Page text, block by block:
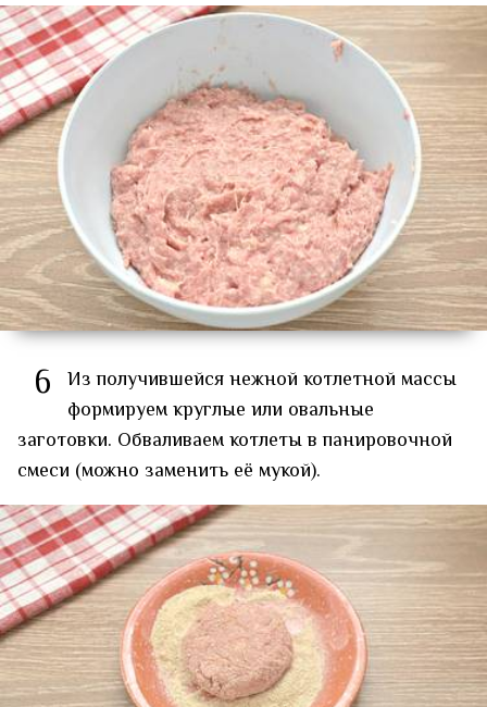
6 Из получившейся нежной котлетной массы
формируем круглые или овальные
заготовки. Обваливаем котлеты в панировочной
смеси (можно заменить её мукой).